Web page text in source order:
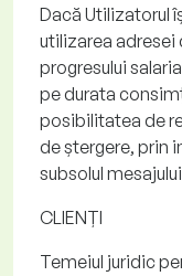
Dacă Utilizatorul
utilizarea adresei
progresului
pe durata
posibilitatea de
de ștergere, prin
subsolul
CLIENȚI
Temeiul juridic